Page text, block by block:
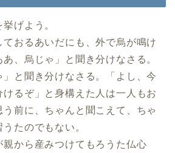
げよう。
おるあいだにも、外で烏が鳴け
、烏じゃ」と聞き分けなさる。
と聞き分けなさる。「よし、今
るぞ」と身構えた人は一人もお
う前に、ちゃんと聞こえて、ちゃ
たのでもない。
親から産みつけてもろうた仏心